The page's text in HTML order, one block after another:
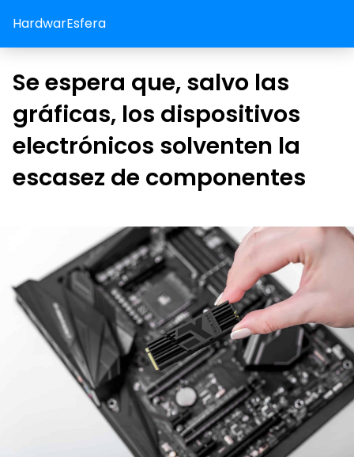
HardwarEsfera
Se espera que, salvo las
gráficas, los dispositivos
electrónicos solventen la
escasez de componentes